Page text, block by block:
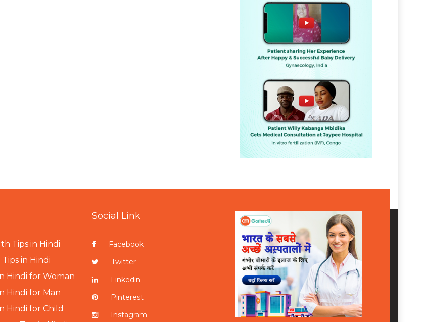
Tips in Hindi
in Hindi
Hindi for Woman
Hindi for Man
Hindi for Child
Social Link
Facebook
Twitter
Linkedin
Pinterest
Instagram